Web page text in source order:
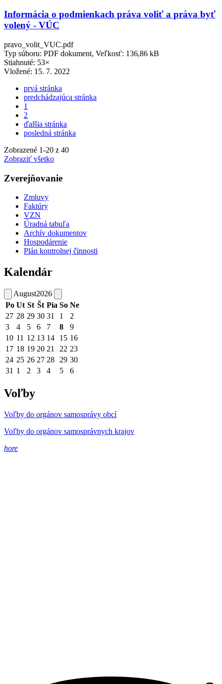
Informácia o podmienkach práva voliť a práva byť
volený - VÚC
pravo_volit_VUC.pdf
Typ súboru: PDF dokument, Veľkosť: 136,86 kB
Stiahnuté: 53×
Vložené: 15. 7. 2022
prvá stránka
predchádzajúca stránka
1
2
ďalšia stránka
posledná stránka
Zobrazené 1-20 z 40
Zobraziť všetko
Zverejňovanie
Zmluvy
Faktúry
VZN
Úradná tabuľa
Archív dokumentov
Hospodárenie
Plán kontrolnej činnosti
Kalendár
August2026
Po Ut St Št Pia So Ne
27 28 29 30 31 1
2
3
4 5 6 7 8
9
10 11 12 13 14 15 16
17 18 19 20 21 22 23
24 25 26 27 28 29 30
31 1 2 3 4 5 6
Voľby
Voľby do orgánov samosprávy obcí
Voľby do orgánov samosprávnych krajov
hore